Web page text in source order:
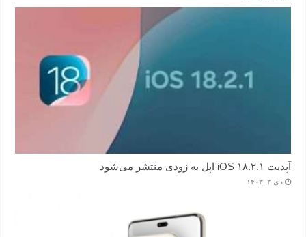
آپدیت iOS ۱۸.۲.۱ اپل به زودی منتشر می‌شود
دی ۳, ۱۴۰۳